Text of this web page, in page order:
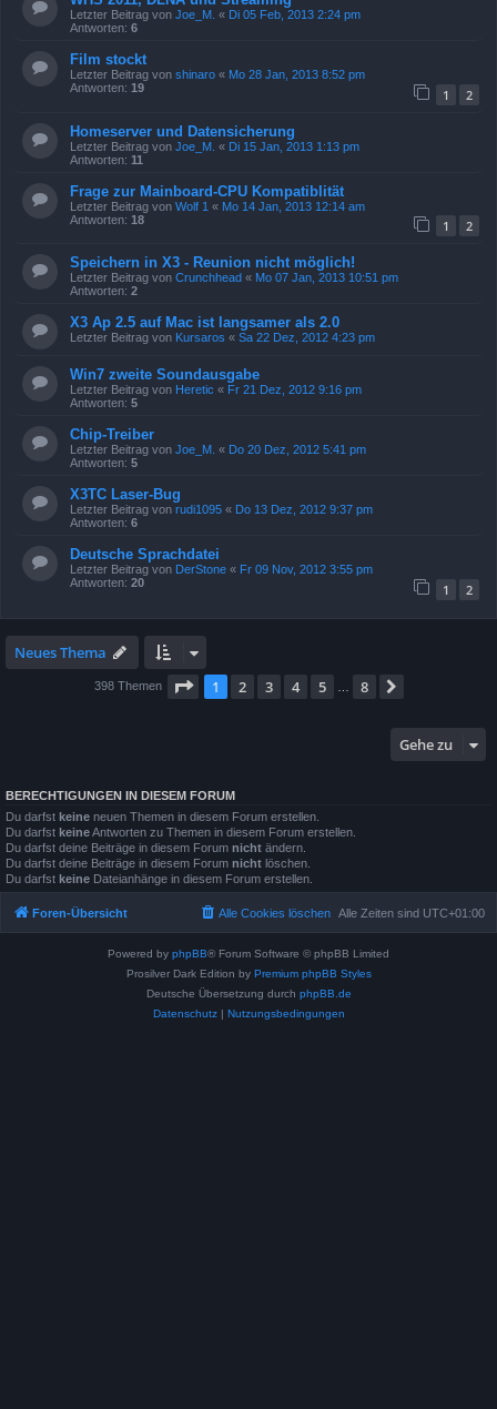
Letzter Beitrag von Joe_M. « Di 05 Feb, 2013 2:24 pm
Antworten: 6
Film stockt
Letzter Beitrag von shinaro « Mo 28 Jan, 2013 8:52 pm
Antworten: 19 1 2
Homeserver und Datensicherung
Letzter Beitrag von Joe_M. « Di 15 Jan, 2013 1:13 pm
Antworten: 11
Frage zur Mainboard-CPU Kompatiblität
Letzter Beitrag von Wolf 1 « Mo 14 Jan, 2013 12:14 am
Antworten: 18 1 2
Speichern in X3 - Reunion nicht möglich!
Letzter Beitrag von Crunchhead « Mo 07 Jan, 2013 10:51 pm
Antworten: 2
X3 Ap 2.5 auf Mac ist langsamer als 2.0
Letzter Beitrag von Kursaros « Sa 22 Dez, 2012 4:23 pm
Win7 zweite Soundausgabe
Letzter Beitrag von Heretic « Fr 21 Dez, 2012 9:16 pm
Antworten: 5
Chip-Treiber
Letzter Beitrag von Joe_M. « Do 20 Dez, 2012 5:41 pm
Antworten: 5
X3TC Laser-Bug
Letzter Beitrag von rudi1095 « Do 13 Dez, 2012 9:37 pm
Antworten: 6
Deutsche Sprachdatei
Letzter Beitrag von DerStone « Fr 09 Nov, 2012 3:55 pm
Antworten: 20 1 2
Neues Thema
398 Themen Seite 1von8
1 2 3 4 5 8
Gehe zu
BERECHTIGUNGEN IN DIESEM FORUM
Du darfst keine neuen Themen in diesem Forum erstellen.
Du darfst keineAntworten zu Themen in diesem Forum erstellen.
Du darfst deine Beiträge in diesem Forum nicht ändern.
Du darfst deine Beiträge in diesem Forum nicht löschen.
Du darfst keine Dateianhänge in diesem Forum erstellen.
Foren-Übersicht Alle Zeiten sind UTC+01:00
Alle Cookies löschen
Powered by phpBB® Forum Software © phpBB Limited
Prosilver Dark Edition by Premium phpBB Styles
Deutsche Übersetzung durch phpBB.de
Datenschutz| Nutzungsbedingungen